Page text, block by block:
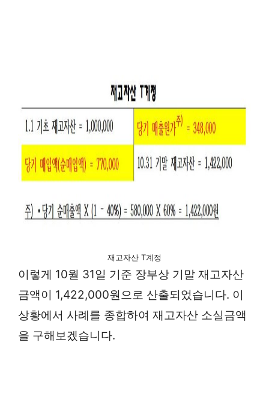
재고자산 T계정
이렇게 10월 31일 기준 장부상 기말 재고자산
금액이 1,422,000원으로 산출되었습니다. 이
상황에서 사례를 종합하여 재고자산 소실금액
을 구해보겠습니다.